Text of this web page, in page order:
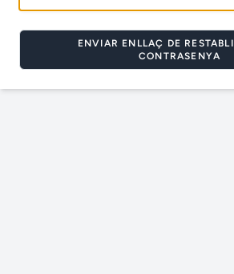
ENVIAR ENLLAÇ DE
CONTRASENYA